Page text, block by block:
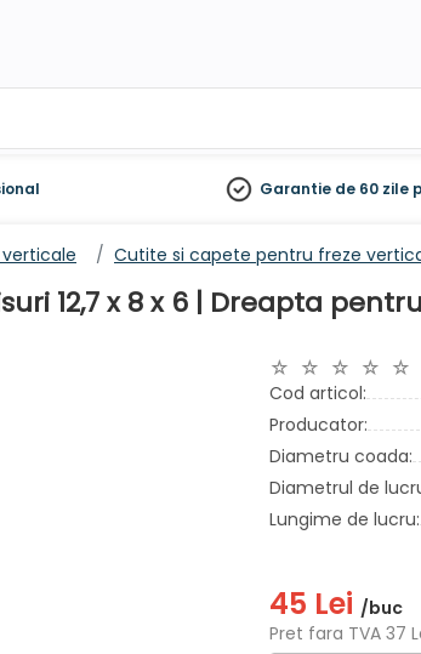
Garantie de 60 zile
Cutite si capete pentru freze
12,7 x 8 x 6 | Dreapta
Cod articol:
Producator:
Diametru coada:
Diametrul de
Lungime de lucru:
45 Lei /buc
Pret fara TVA 37